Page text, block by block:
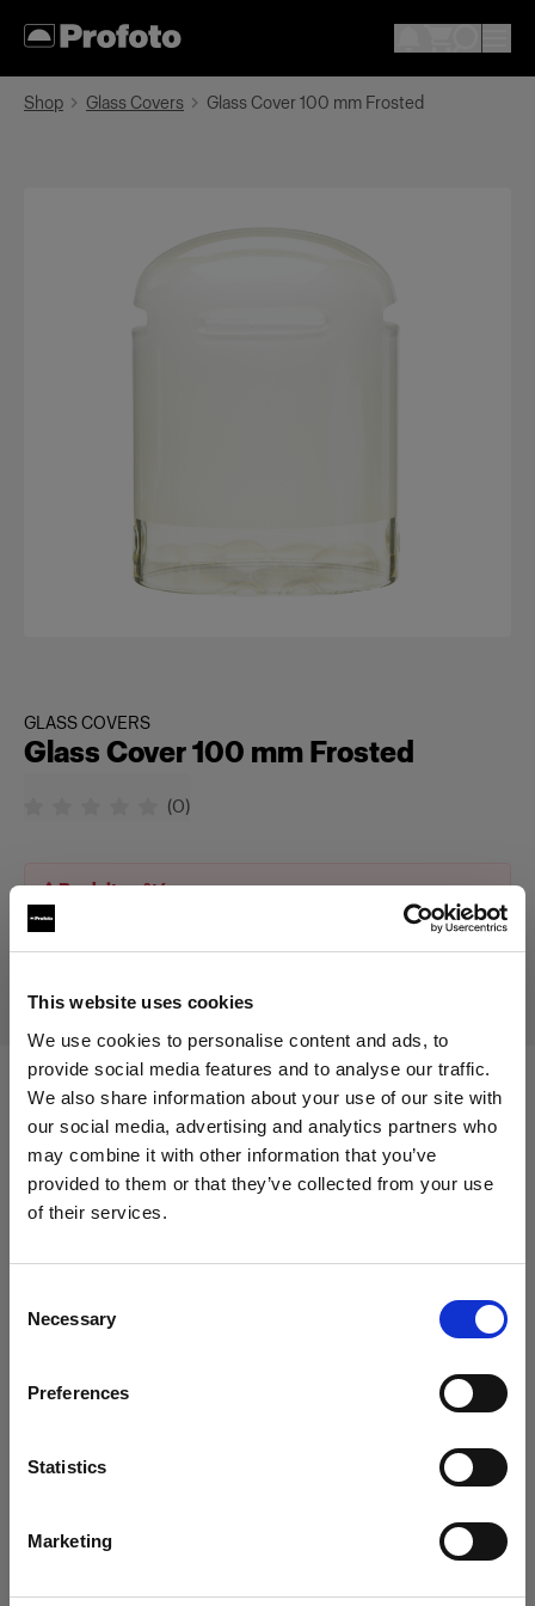
This website uses cookies
We use cookies to personalise content and ads, to
provide social media features and to analyse our traffic.
We also share information about your use of our site with
our social media, advertising and analytics partners who
may combine it with other information that you’ve
provided to them or that they’ve collected from your use
of their services.
Selection
Necessary
Preferences
Statistics
Marketing
Mettre à jour votre emplacement ?
Italy
Langue
Visiter le site
Shop Glass Covers Glass Cover 100 mm Frosted
GLASS COVERS
Glass Cover 100 mm Frosted
(0)
Produit arrêté
Ce produit a été arrêté et n’est donc pas disponible à l’achat.
Compatible avec :
Heads
Acute/D4 Head